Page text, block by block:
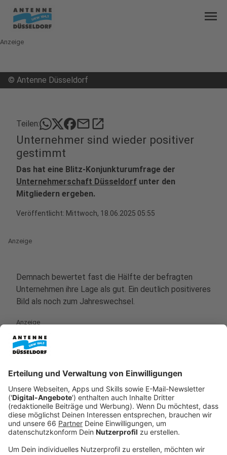
menu
Anzeige
© Antenne Düsseldorf
Teilen: mailopen_in_new
Unternehmer sind wieder positiver
gestimmt
Das hat eine Blitz-Konjunkturumfrage der
Unternehmerschaft Düsseldorf unter den
Mitgliedern ergeben.
Veröffentlicht: Mittwoch, 18.06.2025 05:55
Anzeige
Demnach bewertet fast die Hälfte der befragten
Unternehmen ihre Lage als gut. Ein deutlich positiveres
Bild als noch zum Jahreswechsel.
Anzeige
Anzeige
Weiterhin kritisch wird die Ertragslage bewertet. Rund
zwei Drittel sprechen von einer angespannten
Situation, sagtMichael Jungwirth, Vorsitzender des
Verbandes: